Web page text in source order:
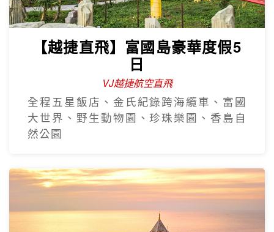
【越捷直飛】富國島豪華度假5
日
VJ越捷航空直飛
全程五星飯店、金氏紀錄跨海纜車、富國
大世界、野生動物園、珍珠樂園、香島自
然公園